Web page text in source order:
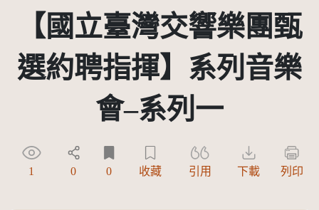
【國立臺灣交響樂團甄
選約聘指揮】系列音樂
會–系列一
1 0 0 收藏 引用 下載 列印